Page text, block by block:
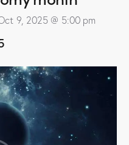
9, 2025 @ 5:00 pm